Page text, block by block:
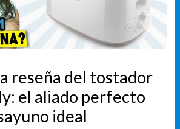
reseña del tostador
el aliado perfecto
ideal